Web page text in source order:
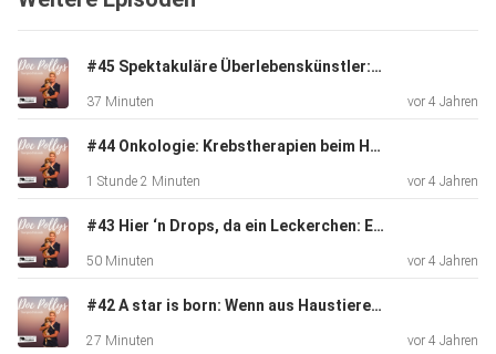
#45 Spektakuläre Überlebenskünstler: Reptilien
37 Minuten vor 4 Jahren
#44 Onkologie: Krebstherapien beim Haustier
1 Stunde 2 Minuten vor 4 Jahren
#43 Hier ‘n Drops, da ein Leckerchen: Ergänzungsfuttermittel
50 Minuten vor 4 Jahren
#42 A star is born: Wenn aus Haustieren Petfluencer werden
27 Minuten vor 4 Jahren